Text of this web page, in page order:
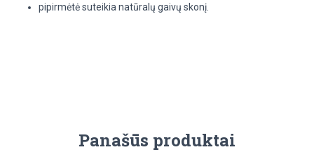
pipirmėtė suteikia natūralų gaivų skonį.
Panašūs produktai